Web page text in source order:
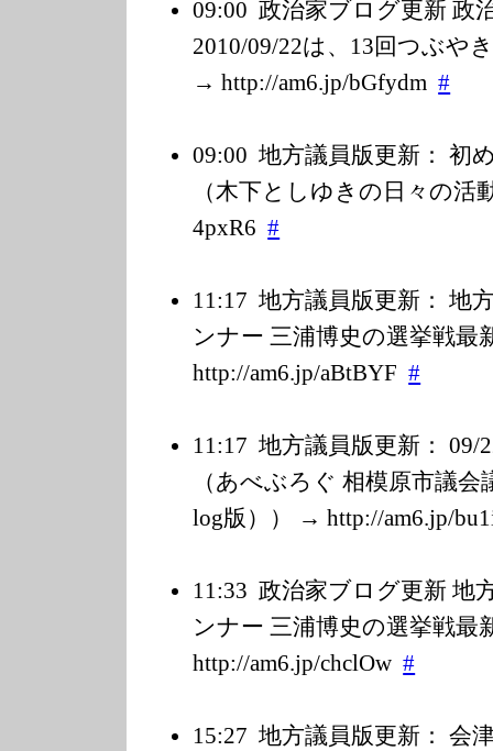
09:00 政治家ブログ更新
2010/09/22は、13回つぶや
→ http://am6.jp/bGfydm #
09:00 地方議員版更新： 初
（木下としゆきの日々の活
4pxR6 #
11:17 地方議員版更新： 地
ンナー 三浦博史の選挙戦最
http://am6.jp/aBtBYF #
11:17 地方議員版更新：
（あべぶろぐ 相模原市議
log版）） → http://am6.jp/b
11:33 政治家ブログ更新 地
ンナー 三浦博史の選挙戦最
http://am6.jp/chclOw #
15:27 地方議員版更新： 会